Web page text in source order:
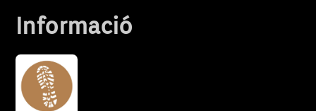
Informació